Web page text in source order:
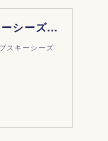
加森観光株式会社 – 加森観光グループ、スキーシーズン券、Ｋウィンターパス、ゴルスタ天国 – 北海道から全国のリゾートを運営する加森観光株式会社。グループスキーシーズン券Ｋウィンターパスを販売していま
スキーシーズ